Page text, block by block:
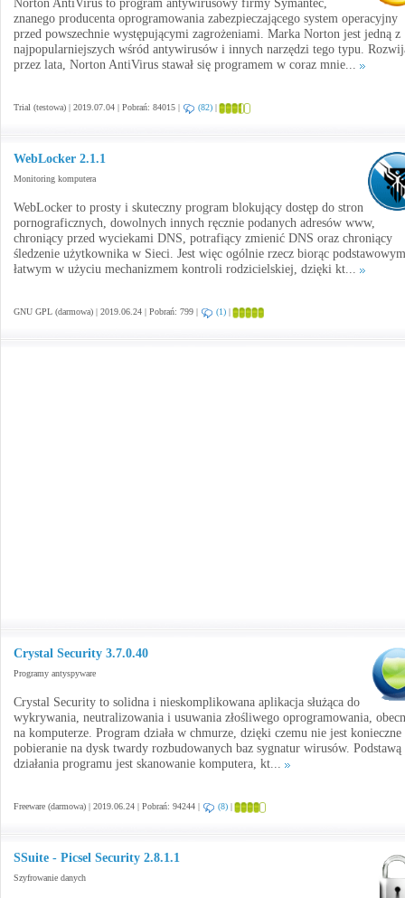
Norton AntiVirus to program antywirusowy firmy Symantec,
znanego producenta oprogramowania zabezpieczającego system operacyjny
przed powszechnie występującymi zagrożeniami. Marka Norton jest jedną z
najpopularniejszych wśród antywirusów i innych narzędzi tego typu.
przez lata, Norton AntiVirus stawał się programem w coraz mnie...
Trial (testowa) | 2019.07.04 | Pobrań: 84015 | (82) |
WebLocker 2.1.1
Monitoring komputera
WebLocker to prosty i skuteczny program blokujący dostęp do stron
pornograficznych, dowolnych innych ręcznie podanych adresów www,
chroniący przed wyciekami DNS, potrafiący zmienić DNS oraz chroniący
śledzenie użytkownika w Sieci. Jest więc ogólnie rzecz biorąc
łatwym w użyciu mechanizmem kontroli rodzicielskiej, dzięki kt...
GNU GPL (darmowa) | 2019.06.24 | Pobrań: 799 | (1) |
Crystal Security 3.7.0.40
Programy antyspyware
Crystal Security to solidna i nieskomplikowana aplikacja służąca do
wykrywania, neutralizowania i usuwania złośliwego oprogramowania,
na komputerze. Program działa w chmurze, dzięki czemu nie jest konieczne
pobieranie na dysk twardy rozbudowanych baz sygnatur wirusów. Podstawą
działania programu jest skanowanie komputera, kt...
Freeware (darmowa) | 2019.06.24 | Pobrań: 94244 | (8) |
SSuite - Picsel Security 2.8.1.1
Szyfrowanie danych